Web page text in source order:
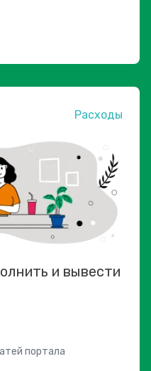
Расходы
и вывести
портала